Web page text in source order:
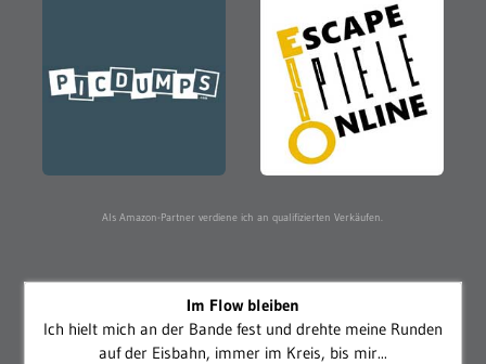
Als Amazon-Partner verdiene ich an qualifizierten Verkäufen.
Im Flow bleiben
Ich hielt mich an der Bande fest und drehte meine Runden
auf der Eisbahn, immer im Kreis, bis mir...